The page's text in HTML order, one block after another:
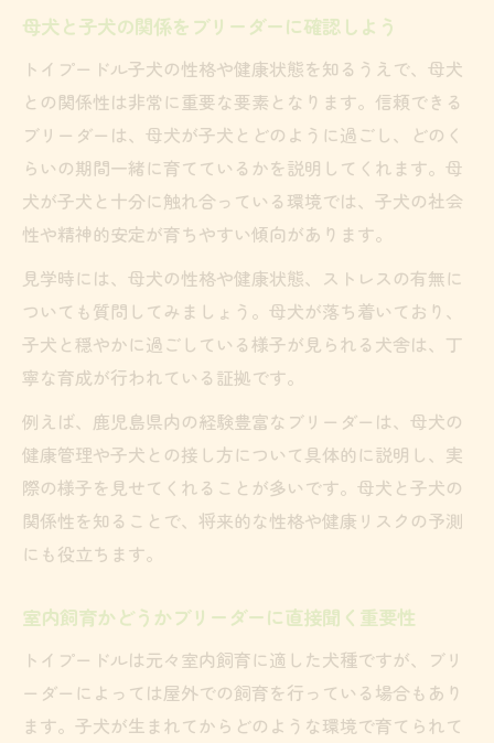
母犬と子犬の関係をブリーダーに確認しよう
トイプードル子犬の性格や健康状態を知るうえで、母犬
との関係性は非常に重要な要素となります。信頼できる
ブリーダーは、母犬が子犬とどのように過ごし、どのく
らいの期間一緒に育てているかを説明してくれます。母
犬が子犬と十分に触れ合っている環境では、子犬の社会
性や精神的安定が育ちやすい傾向があります。
見学時には、母犬の性格や健康状態、ストレスの有無に
ついても質問してみましょう。母犬が落ち着いており、
子犬と穏やかに過ごしている様子が見られる犬舎は、丁
寧な育成が行われている証拠です。
例えば、鹿児島県内の経験豊富なブリーダーは、母犬の
健康管理や子犬との接し方について具体的に説明し、実
際の様子を見せてくれることが多いです。母犬と子犬の
関係性を知ることで、将来的な性格や健康リスクの予測
にも役立ちます。
室内飼育かどうかブリーダーに直接聞く重要性
トイプードルは元々室内飼育に適した犬種ですが、ブリ
ーダーによっては屋外での飼育を行っている場合もあり
ます。子犬が生まれてからどのような環境で育てられて